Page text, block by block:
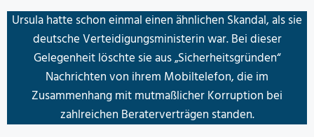
Ursula hatte schon einmal einen ähnlichen Skandal, als sie
deutsche Verteidigungsministerin war. Bei dieser
Gelegenheit löschte sie aus „Sicherheitsgründen“
Nachrichten von ihrem Mobiltelefon, die im
Zusammenhang mit mutmaßlicher Korruption bei
zahlreichen Beraterverträgen standen.